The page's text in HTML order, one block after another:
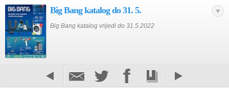
Big Bang katalog do 31. 5.
Big Bang katalog vrijedi do 31.5.2022